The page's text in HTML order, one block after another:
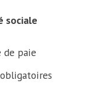
sociale
de paie